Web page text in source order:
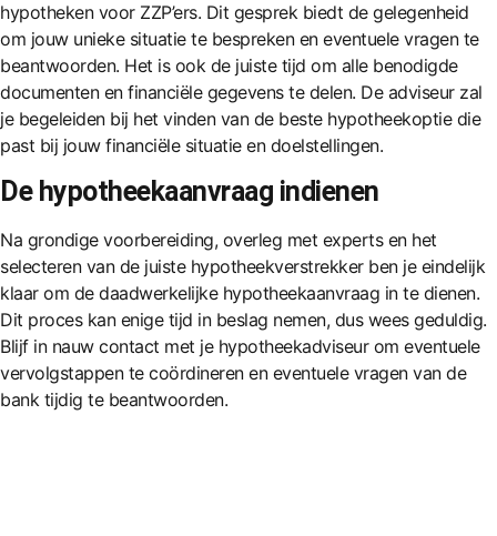
hypotheken voor ZZP’ers. Dit gesprek biedt de gelegenheid
om jouw unieke situatie te bespreken en eventuele vragen te
beantwoorden. Het is ook de juiste tijd om alle benodigde
documenten en financiële gegevens te delen. De adviseur zal
je begeleiden bij het vinden van de beste hypotheekoptie die
past bij jouw financiële situatie en doelstellingen.
De hypotheekaanvraag indienen
Na grondige voorbereiding, overleg met experts en het
selecteren van de juiste hypotheekverstrekkerben je eindelijk
klaar om de daadwerkelijke hypotheekaanvraag in te dienen.
Dit proces kan enige tijd in beslag nemen, dus wees geduldig.
Blijf in nauw contact met je hypotheekadviseur om eventuele
vervolgstappen te coördineren en eventuele vragen van de
bank tijdig te beantwoorden.